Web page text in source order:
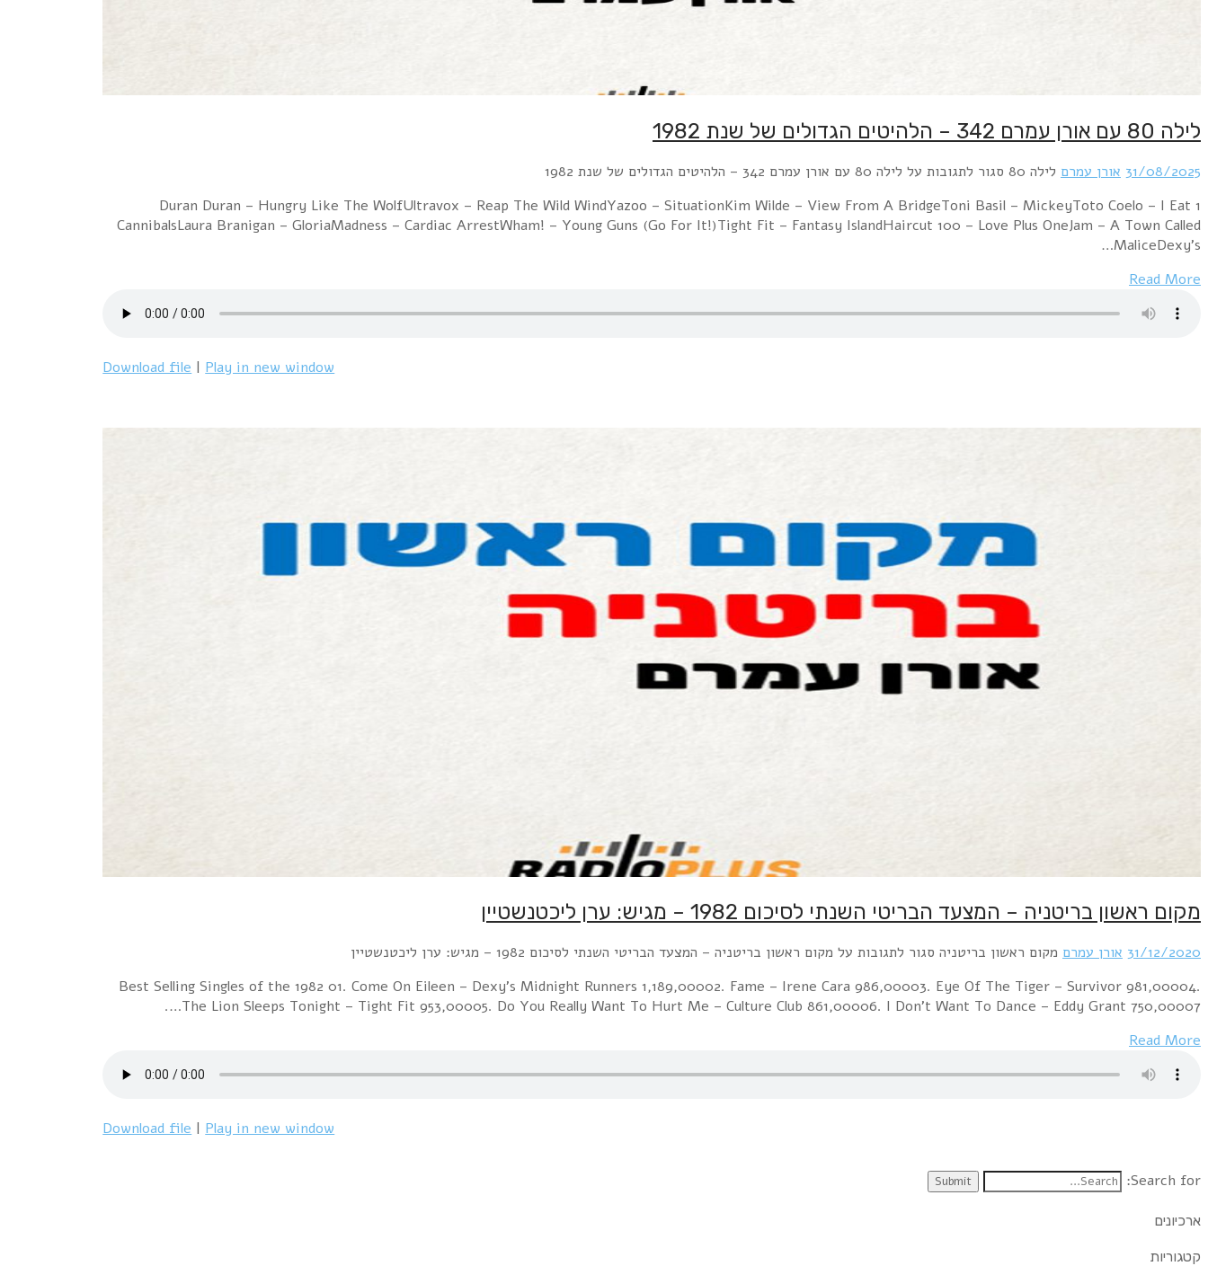
לילה 80 עם אורן עמרם 342 – הלהיטים הגדולים של שנת 1982
31/08/2025 אורן עמרם לילה 80 סגור לתגובות על לילה 80 עם אורן עמרם 342 – הלהיטים הגדולים של שנת 1982
1 Duran Duran – Hungry Like The WolfUltravox – Reap The Wild WindYazoo – SituationKim Wilde – View From A BridgeToni Basil – MickeyToto Coelo – I Eat
CannibalsLaura Branigan – GloriaMadness – Cardiac ArrestWham! – Young Guns (Go For It!)Tight Fit – Fantasy IslandHaircut 100 – Love Plus OneJam – A Town Called
MaliceDexy's…
Read More
Download file | Play in new window
מקום ראשון בריטניה – המצעד הבריטי השנתי לסיכום 1982 – מגיש: ערן ליכטנשטיין
31/12/2020 אורן עמרם מקום ראשון בריטניה סגור לתגובות על מקום ראשון בריטניה – המצעד הבריטי השנתי לסיכום 1982 – מגיש: ערן ליכטנשטיין
Best Selling Singles of the 1982 01. Come On Eileen – Dexy's Midnight Runners 1,189,00002. Fame – Irene Cara 986,00003. Eye Of The Tiger – Survivor 981,00004.
The Lion Sleeps Tonight – Tight Fit 953,00005. Do You Really Want To Hurt Me – Culture Club 861,00006. I Don't Want To Dance – Eddy Grant 750,00007….
Read More
Download file | Play in new window
Search for:
ארכיונים
קטגוריות